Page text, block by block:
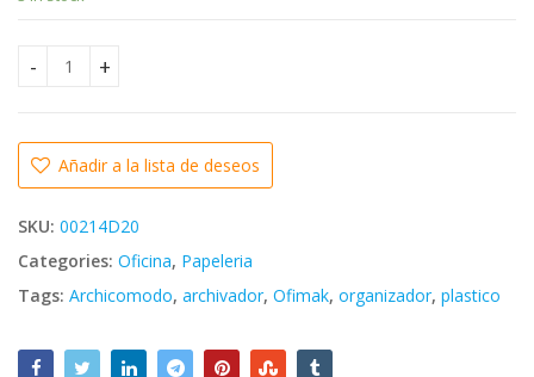
Archicomodo organizador plastico Ofimak quantity
Añadir a la lista de deseos
SKU: 00214D20
Categories: Oficina, Papeleria
Tags: Archicomodo, archivador, Ofimak, organizador, plastico